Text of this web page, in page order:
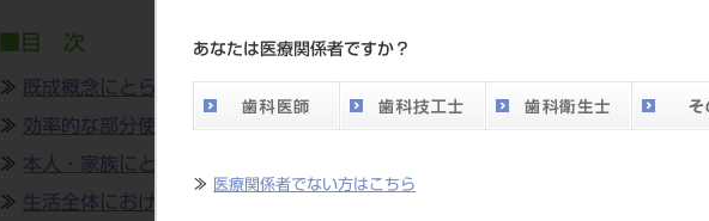
あなたは医療関係者ですか？
≫ 医療関係者でない方はこちら
■目 次
≫ 既成概念にとらわれず“患者さんに合うもの”を
≫ 効率的な部分使いで無理なく継続
≫ 本人・家族にとって幸福な選択をするために
≫ 生活全体における口腔ケアのあり方を考える